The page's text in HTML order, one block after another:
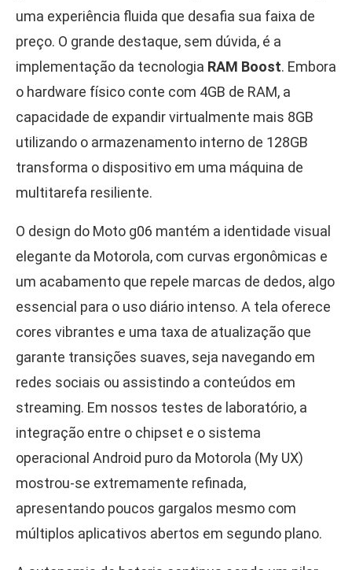
uma experiência fluida que desafia sua faixa de
preço. O grande destaque, sem dúvida, é a
implementação da tecnologia RAM Boost. Embora
o hardware físico conte com 4GB de RAM, a
capacidade de expandir virtualmente mais 8GB
utilizando o armazenamento interno de 128GB
transforma o dispositivo em uma máquina de
multitarefa resiliente.
O design do Moto g06 mantém a identidade visual
elegante da Motorola, com curvas ergonômicas e
um acabamento que repele marcas de dedos, algo
essencial para o uso diário intenso. A tela oferece
cores vibrantes e uma taxa de atualização que
garante transições suaves, seja navegando em
redes sociais ou assistindo a conteúdos em
streaming. Em nossos testes de laboratório, a
integração entre o chipset e o sistema
operacional Android puro da Motorola (My UX)
mostrou-se extremamente refinada,
apresentando poucos gargalos mesmo com
múltiplos aplicativos abertos em segundo plano.